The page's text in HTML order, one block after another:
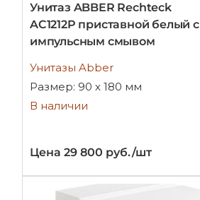
Унитаз ABBER Rechteck
AC1212P приставной белый с
импульсным смывом
Унитазы Abber
Размер: 90 х 180 мм
В наличии
Цена 29 800 руб./шт